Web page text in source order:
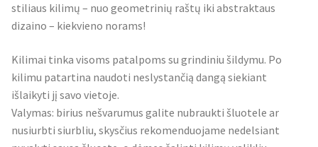
stiliaus kilimų – nuo geometrinių raštų iki abstraktaus
dizaino – kiekvieno norams!
Kilimai tinka visoms patalpoms su grindiniu šildymu. Po
kilimu patartina naudoti neslystančią dangą siekiant
išlaikyti jį savo vietoje.
Valymas: birius nešvarumus galite nubraukti šluotele ar
nusiurbti siurbliu, skysčius rekomenduojame nedelsiant